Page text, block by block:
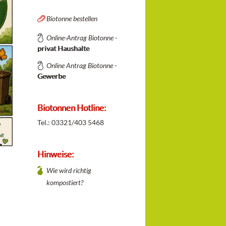
Biotonne bestellen
Online-Antrag Biotonne-
privat Haushalte
Online Antrag Biotonne-
Gewerbe
Biotonnen Hotline:
Tel.: 03321/403 5468
Hinweise:
Wie wird richtig
kompostiert?